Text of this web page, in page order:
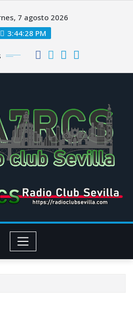
7 agosto 2026
3:44:28 PM